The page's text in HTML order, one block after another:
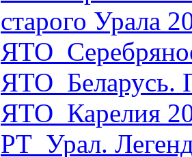
старого Урала
ЯТО_Беларусь.
ЯТО_Карелия
РТ_Урал.